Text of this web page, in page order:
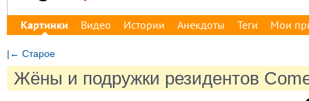
Картинки Видео Истории Анекдоты Теги Мои
|← Старое
Жёны и подружки резидентов